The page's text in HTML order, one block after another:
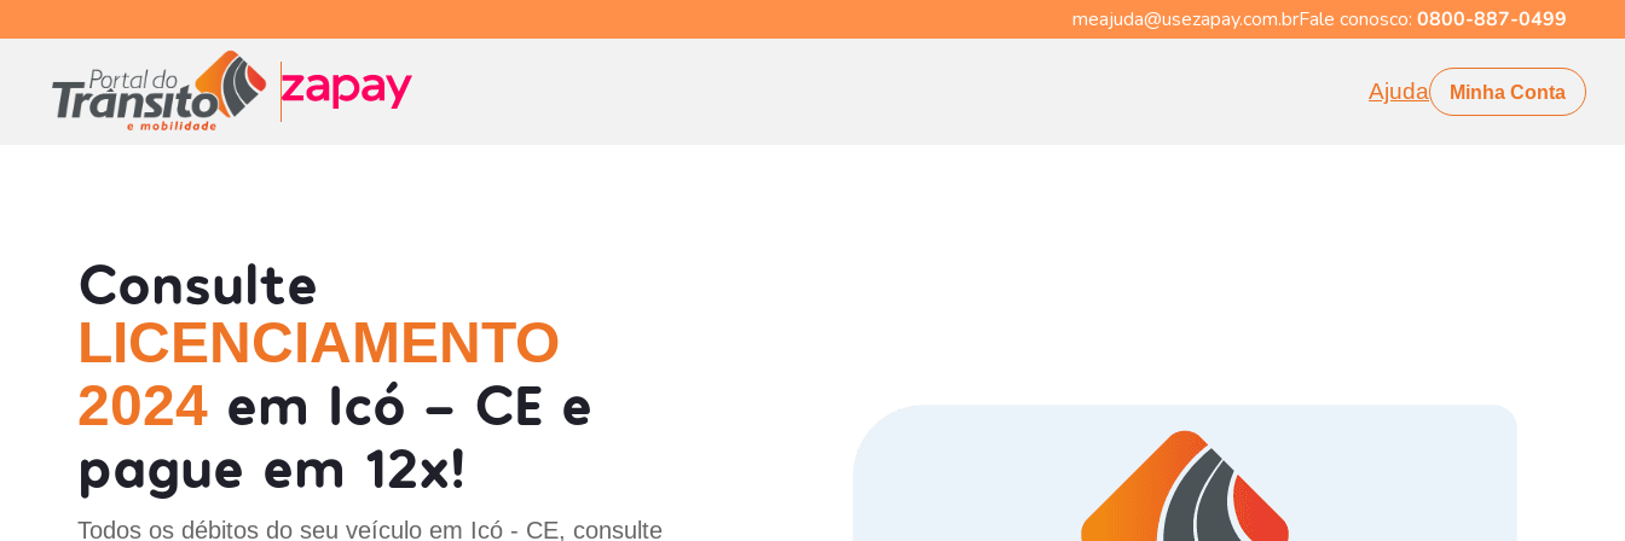
meajuda@usezapay.com.brFale conosco: 0800-887-0499
Ajuda Minha Conta
Consulte
LICENCIAMENTO
2024 em Icó - CE e
pague em 12x!
Todos os débitos do seu veículo em Icó - CE, consulte